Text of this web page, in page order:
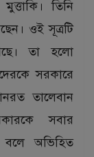
তিনি
ওই সূত্রটি
তা হলো
সরকারে
তালেবান
সবার
অভিহিত